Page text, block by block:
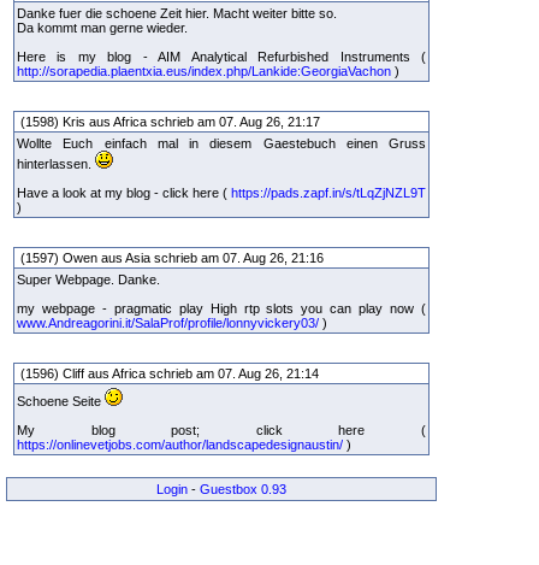
Danke fuer die schoene Zeit hier. Macht weiter bitte so.
Da kommt man gerne wieder.
Here is my blog - AIM Analytical Refurbished Instruments (
http://sorapedia.plaentxia.eus/index.php/Lankide:GeorgiaVachon )
(1598) Kris aus Africa schrieb am 07. Aug 26, 21:17
Wollte Euch einfach mal in diesem Gaestebuch einen Gruss
hinterlassen.
Have a look at my blog - click here ( https://pads.zapf.in/s/tLqZjNZL9T
)
(1597) Owen aus Asia schrieb am 07. Aug 26, 21:16
Super Webpage. Danke.
my webpage - pragmatic play High rtp slots you can play now (
www.Andreagorini.it/SalaProf/profile/lonnyvickery03/ )
(1596) Cliff aus Africa schrieb am 07. Aug 26, 21:14
Schoene Seite
My blog post; click here (
https://onlinevetjobs.com/author/landscapedesignaustin/ )
Login - Guestbox 0.93